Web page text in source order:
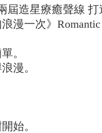
屆造星療癒聲線
漫一次》Romantic
。
漫。
始。